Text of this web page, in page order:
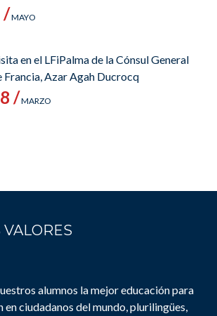
/MAYO
en el LFiPalma de la Cónsul General
Francia, Azar Agah Ducrocq
/MARZO
VALORES
alumnos la mejor educación para
en ciudadanos del mundo, plurilingües,